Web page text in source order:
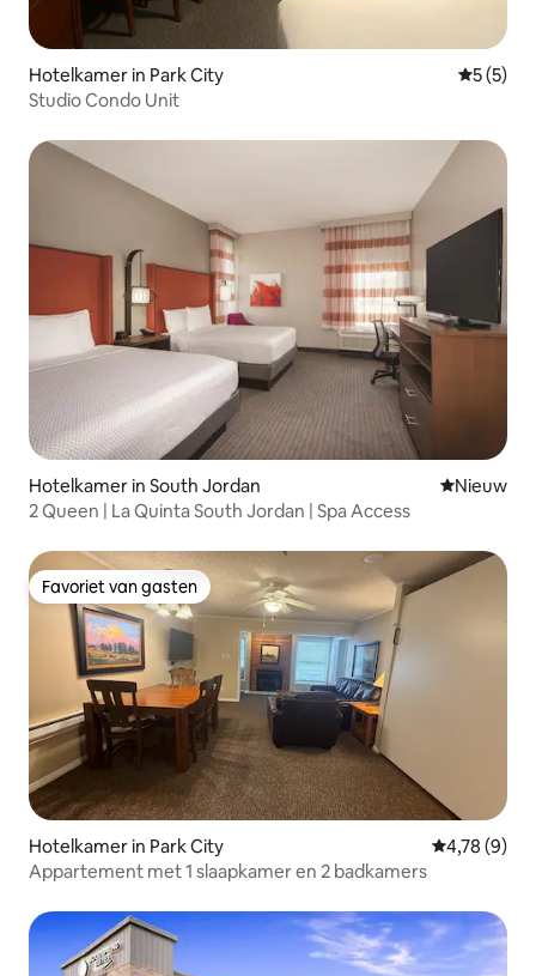
Hotelkamer in Park City
5 (5)
Studio Condo Unit
Hotelkamer in South Jordan Nieuwe
Nieuw
2 Queen | La Quinta South Jordan | Spa Access
Favoriet van gasten
Favoriet van gasten
Hotelkamer in Park City
4,78 (9)
Appartement met 1 slaapkamer en 2 badkamers